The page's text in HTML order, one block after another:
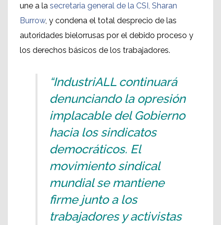
une a la secretaria general de la CSI, Sharan
Burrow, y condena el total desprecio de las
autoridades bielorrusas por el debido proceso y
los derechos básicos de los trabajadores.
“IndustriALL continuará
denunciando la opresión
implacable del Gobierno
hacia los sindicatos
democráticos. El
movimiento sindical
mundial se mantiene
firme junto a los
trabajadores y activistas